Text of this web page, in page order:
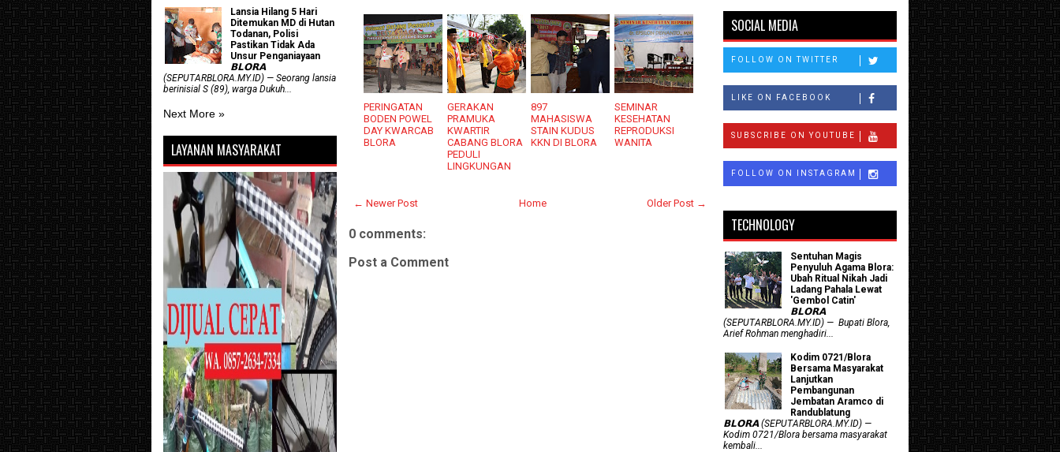
PERINGATAN
BODEN POWEL
DAY KWARCAB
BLORA
GERAKAN
PRAMUKA
KWARTIR
CABANG BLORA
PEDULI
LINGKUNGAN
897
MAHASISWA
STAIN KUDUS
KKN DI BLORA
SEMINAR
KESEHATAN
REPRODUKSI
WANITA
← Newer Post Older Post →
Home
0 comments:
Post a Comment
Lansia Hilang 5 Hari
Ditemukan MD di Hutan
Todanan, Polisi
Pastikan Tidak Ada
Unsur Penganiayaan
𝗕𝗟𝗢𝗥𝗔
(SEPUTARBLORA.MY.ID) — Seorang lansia
berinisial S (89), warga Dukuh...
Next More »
LAYANAN MASYARAKAT
SOCIAL MEDIA
FOLLOW ON TWITTER
LIKE ON FACEBOOK
SUBSCRIBE ON YOUTUBE
FOLLOW ON INSTAGRAM
TECHNOLOGY
Sentuhan Magis
Penyuluh Agama Blora:
Ubah Ritual Nikah Jadi
Ladang Pahala Lewat
'Gembol Catin'
𝗕𝗟𝗢𝗥𝗔
(SEPUTARBLORA.MY.ID) — Bupati Blora,
Arief Rohman menghadiri...
Kodim 0721/Blora
Bersama Masyarakat
Lanjutkan
Pembangunan
Jembatan Aramco di
Randublatung
𝗕𝗟𝗢𝗥𝗔 (SEPUTARBLORA.MY.ID) —
Kodim 0721/Blora bersama masyarakat
kembali...